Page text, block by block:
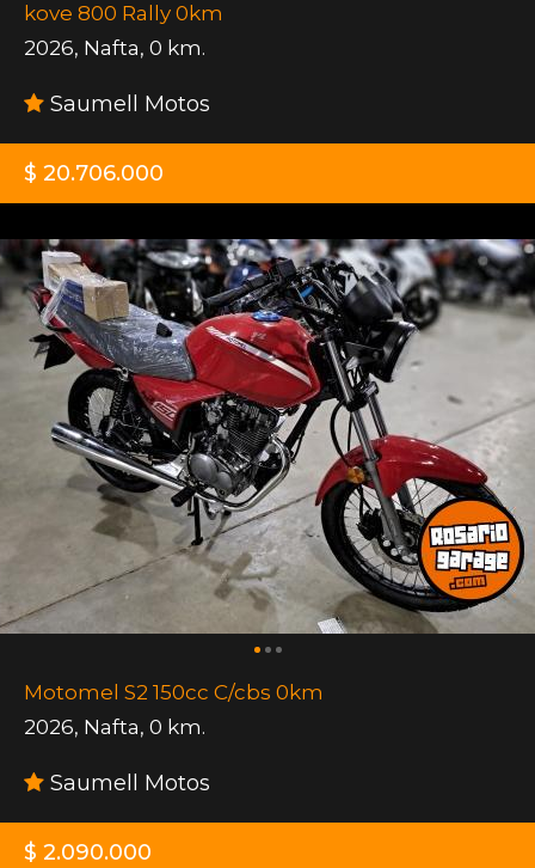
kove 800 Rally 0km
2026, Nafta, 0 km.
Saumell Motos
$ 20.706.000
Motomel S2 150cc C/cbs 0km
2026, Nafta, 0 km.
Saumell Motos
$ 2.090.000